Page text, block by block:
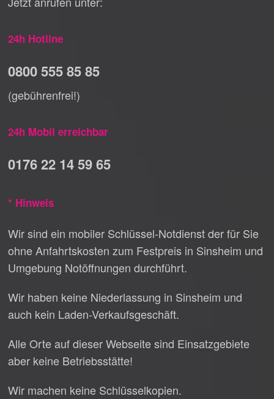
24h Hotline
0800 555 85 85
(gebührenfrei!)
24h Mobil erreichbar
0176 22 14 59 65
* Hinweis
Wir sind ein mobiler Schlüssel-Notdienst der für Sie
ohne Anfahrtskosten zum Festpreis in Sinsheim und
Umgebung Notöffnungen durchführt.
Wir haben keine Niederlassung in Sinsheim und
auch kein Laden-Verkaufsgeschäft.
Alle Orte auf dieser Webseite sind Einsatzgebiete
aber keine Betriebsstätte!
Wir machen keine Schlüsselkopien.